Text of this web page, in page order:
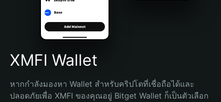
Português (Brasil)
Español (Argentina)
XMFI Wallet
หากกำลังมองหา Wallet สำหรับคริปโตที่เชื่อถือได้และ
ปลอดภัยเพื่อ XMFI ของคุณอยู่ Bitget Wallet ก็เป็นตัวเลือก